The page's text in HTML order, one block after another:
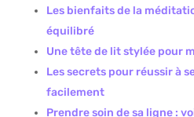
Les bienfaits de la
équilibré
Une tête de lit stylée pour
Les secrets pour réussir à
facilement
Prendre soin de sa ligne :